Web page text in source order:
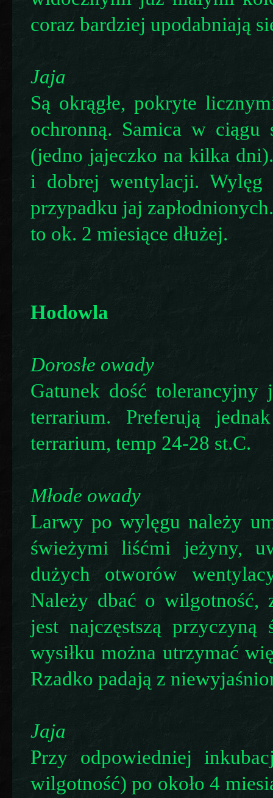
coraz bardziej upodabniają
Jaja
Są okrągłe, pokryte
ochronną. Samica w ciągu
(jedno jajeczko na kilka
i dobrej wentylacji. Wylęg
przypadku jaj
to ok. 2 miesiące dłużej.
Hodowla
Dorosłe owady
Gatunek dość
terrarium. Preferują
terrarium, temp 24-28 st.C.
Młode owady
Larwy po wylęgu należy
świeżymi liśćmi jeżyny,
dużych otworów
Należy dbać o wilgotność,
jest najczęstszą
wysiłku można utrzymać
Rzadko padają z
Jaja
Przy odpowiedniej
wilgotność) po około 4